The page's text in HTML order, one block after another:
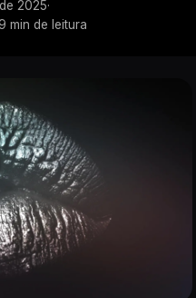
2025·
min de leitura